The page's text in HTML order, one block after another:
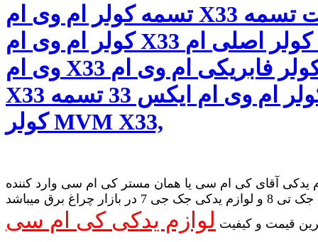
تسمه کولر ام وی ام X33 قیمت تسمه
کولر ام وی ام X33 تسمه کولر اصلی ام
وی ام X33 تسمه کولر فابریکی ام وی ام
X33 تسمه کولر ام وی ام ایکس 33 تسمه
کولر MVM X33,
یدکی آقای کی ام سی یا همان مستر کی ام سی وارد کننده
لوازم یدکی جک تی 8 و لوازم یدکی جک جی 7 در بازار چراغ برق میباشد
قیمت و کیفیت لوازم یدکی کی ام سی